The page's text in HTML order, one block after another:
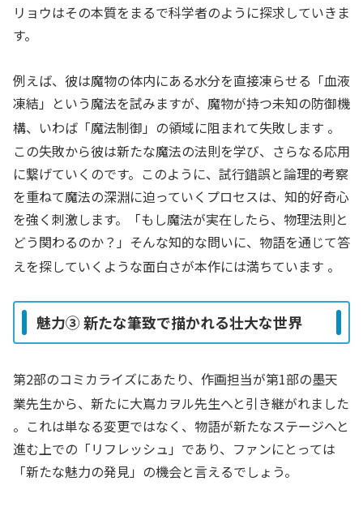
リョウはその本質をまるで科学者のように探求していきま
す。
例えば、彼は魔物の体内にある水分を直接凍らせる「血液
凍結」という魔法を試みますが、魔物が持つ未知の防御機
構、いわば「魔法制御」の領域に阻まれて失敗します 。
この失敗から彼は新たな魔法の法則を学び、さらなる応用
に繋げていくのです。このように、試行錯誤と論理的考察
を重ねて魔法の深淵に迫っていくプロセスは、知的好奇心
を強く刺激します。「もし魔法が実在したら、物理法則と
どう関わるのか？」そんな知的な問いに、物語を通じて答
えを探していくような面白さが本作には満ちています 。
魅力③ 新たな筆致で描かれる壮大な世界
第2部のコミカライズにあたり、作画担当が第1部の墨天
業先生から、新たに大嶌カヲル先生へと引き継がれました
。これは単なる変更ではなく、物語が新たなステージへと
進む上での「リフレッシュ」であり、ファンにとっては
「新たな魅力の発見」の機会と言えるでしょう。